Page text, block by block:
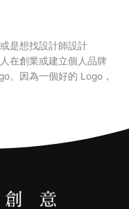
是想找設計師設計
在創業或建立個人品牌
。因為一個好的 Logo，